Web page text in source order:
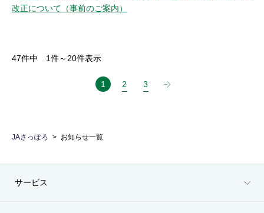
改正について（事前のご案内）
47件中 1件～ 20件表示
1 2 3
JAさっぽろ お知らせ一覧
サービス